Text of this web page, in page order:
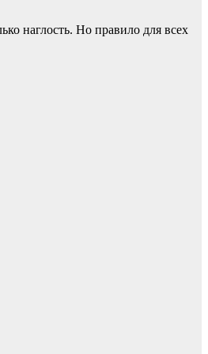
наглость. Но прaвило для всех